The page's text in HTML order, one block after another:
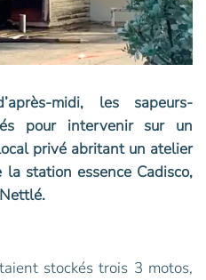
midi, les sapeurs-
pour intervenir sur un
privé abritant un atelier
station essence Cadisco,
stockés trois 3 motos,